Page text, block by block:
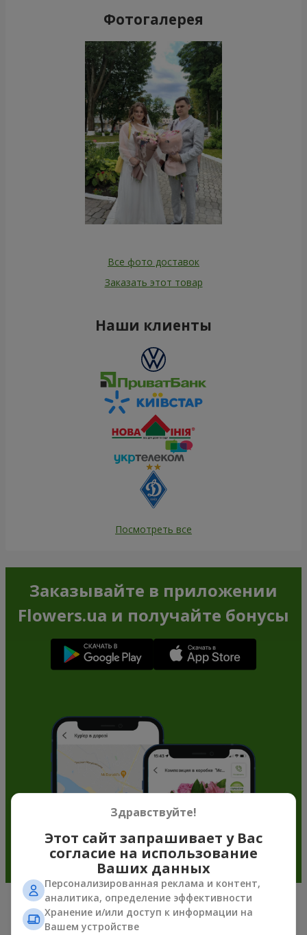
Фотогалерея
Все фото доставок
Заказать этот товар
Наши клиенты
Посмотреть все
Заказывайте в приложении
Flowers.ua и получайте бонусы
Мягкие игрушки в г. Бармашово —
Здравствуйте!
Этот сайт запрашивает у Вас
согласие на использование
Ваших данных
Персонализированная реклама и контент,
аналитика, определение эффективности
Хранение и/или доступ к информации на
Вашем устройстве